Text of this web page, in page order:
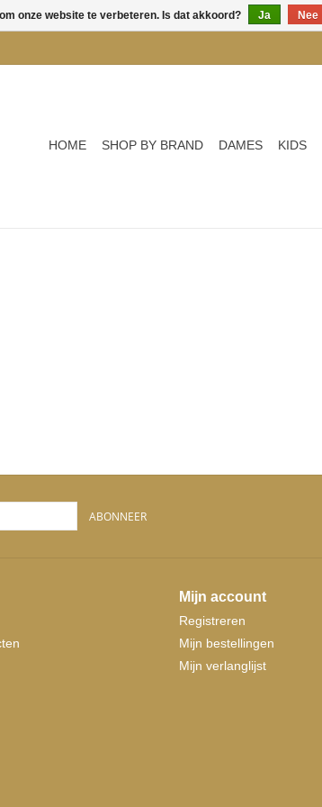
HOME SHOP BY BRAND DAMES KIDS
ABONNEER
Mijn account
Registreren
Mijn bestellingen
Mijn verlanglijst
onze website te verbeteren. Is dat akkoord? Ja Nee